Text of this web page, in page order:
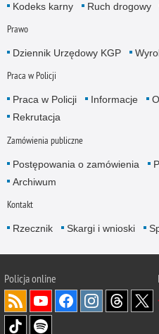
Kodeks karny
Ruch drogowy
Prawo
Dziennik Urzędowy KGP
Praca w Policji
Praca w Policji Informacje
Rekrutacja
Zamówienia publiczne
Postępowania o zamówienia
Archiwum
Kontakt
Rzecznik Skargi i wnioski
Policjaonline